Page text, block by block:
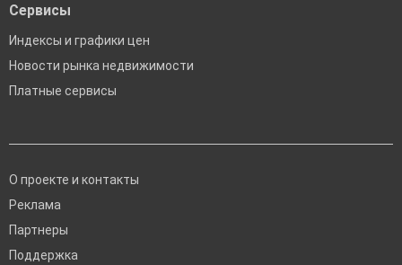
Сервисы
Индексы и графики цен
Новости рынка недвижимости
Платные сервисы
О проекте и контакты
Реклама
Партнеры
Поддержка